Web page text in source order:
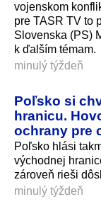
vojenskom
pre TASR TV to
Slovenska (PS)
k ďalším témam.
minulý týždeň
Poľsko si
hranicu.
ochrany pre
Poľsko hlási
východnej
zároveň rieši
minulý týždeň